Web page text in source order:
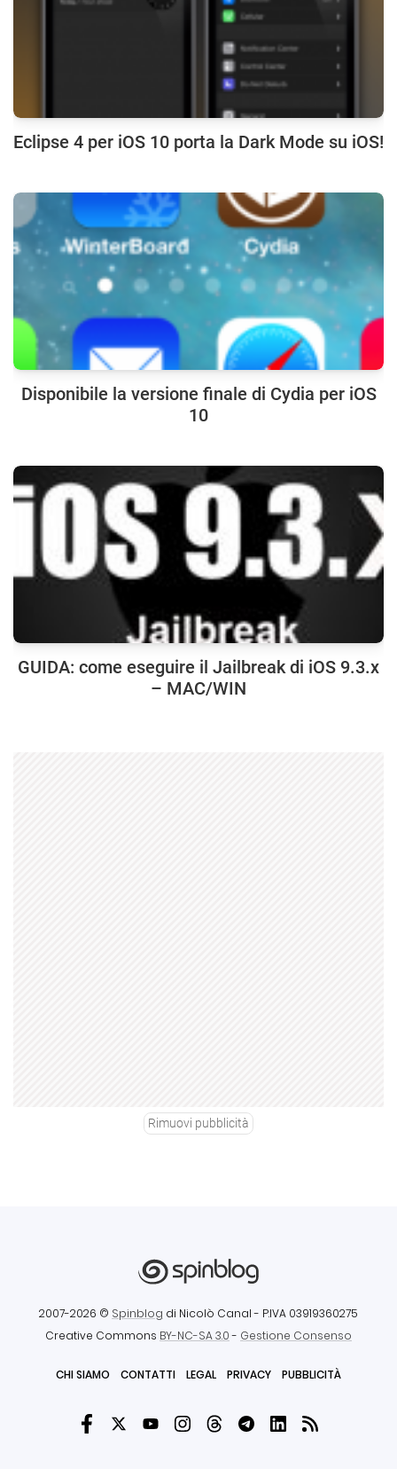
Eclipse 4 per iOS 10 porta la Dark Mode su iOS!
Disponibile la versione finale di Cydia per iOS
10
GUIDA: come eseguire il Jailbreak di iOS 9.3.x
– MAC/WIN
Rimuovi pubblicità
2007-2026 © Spinblog di Nicolò Canal - P.IVA 03919360275
Creative Commons BY-NC-SA 3.0- Gestione Consenso
CHI SIAMO CONTATTI LEGAL PRIVACY PUBBLICITÀ